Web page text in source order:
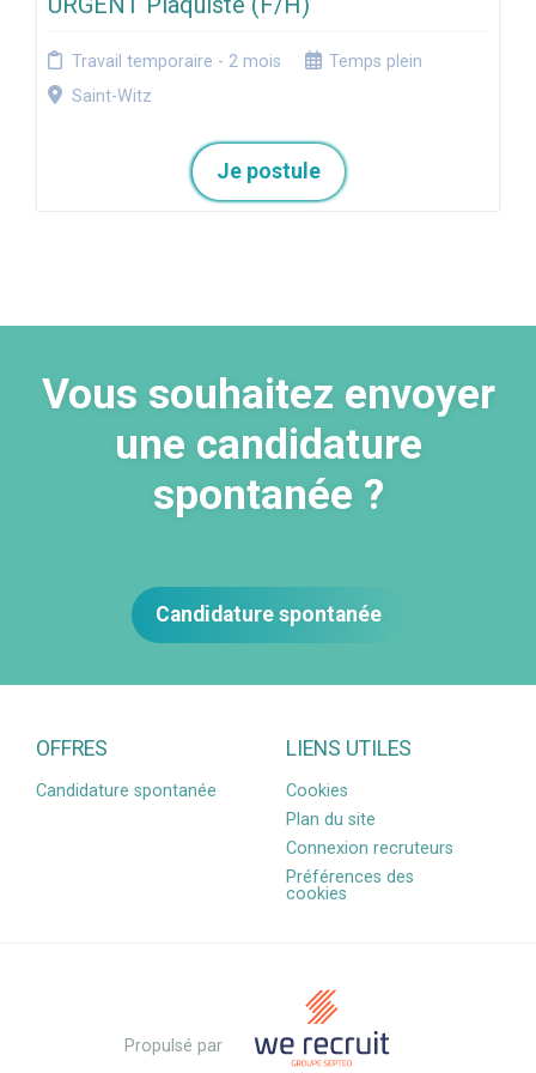
Travail temporaire - 2 mois
Temps plein
Saint-Witz
Je postule
Vous souhaitez envoyer
une candidature
spontanée ?
Candidature spontanée
OFFRES
Candidature spontanée
LIENS UTILES
Cookies
Plan du site
Connexion recruteurs
Préférences des
cookies
Propulsé par